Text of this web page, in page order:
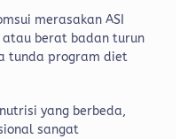
merasakan ASI
atau berat badan turun
tunda program diet
yang berbeda,
sangat